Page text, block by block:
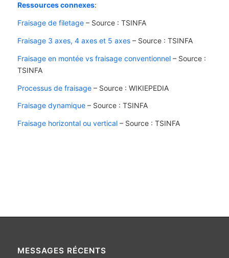
Ressources connexes:
Fraisage de filetage– Source : TSINFA
Fraisage 3 axes, 4 axes et 5 axes– Source : TSINFA
Fraisage en montée vs fraisage conventionnel– Source :
TSINFA
Processus de fraisage– Source : WIKIEPEDIA
Fraisage dynamique – Source : TSINFA
Fraisage horizontal ou vertical– Source : TSINFA
MESSAGES RÉCENTS